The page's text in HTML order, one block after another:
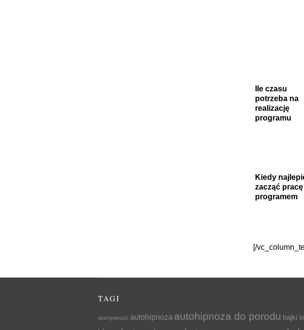
Ile czasu
potrzeba na
realizację
programu
Kiedy
zacząć pracę
programem
[/
TAGI
asertywność autohipnoza autohipnoza do porodu bajki